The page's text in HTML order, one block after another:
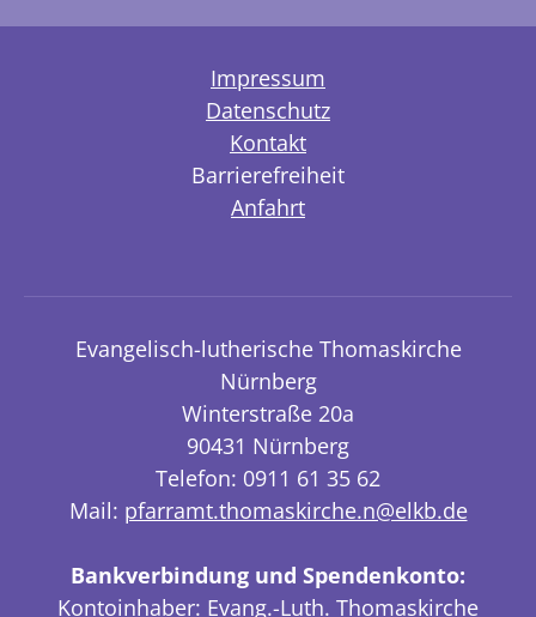
Impressum
Datenschutz
Kontakt
Barrierefreiheit
Anfahrt
Evangelisch-lutherische Thomaskirche
Nürnberg
Winterstraße 20a
90431 Nürnberg
Telefon: 0911 61 35 62
Mail: pfarramt.thomaskirche.n@elkb.de
Bankverbindung und Spendenkonto:
Kontoinhaber: Evang.-Luth. Thomaskirche